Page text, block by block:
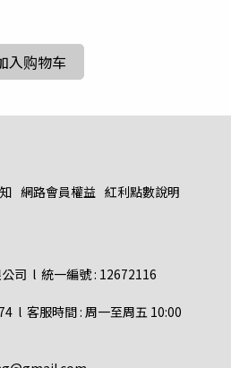
入购物车
網路會員權益 紅利點數說明
司  l  統一編號 : 12672116
l  客服時間 : 周一至周五 10:00